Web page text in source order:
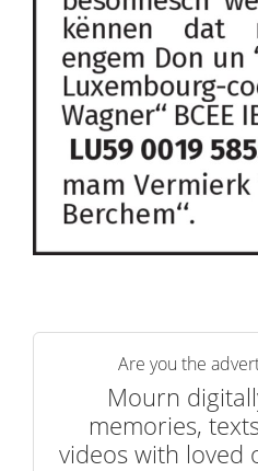
Are you the
Mourn
memories,
videos with loved